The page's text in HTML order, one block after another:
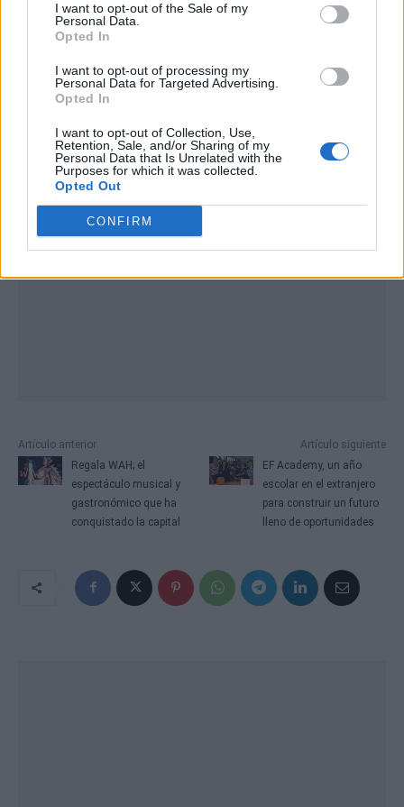
I want to opt-out of the Sale of my
Personal Data.
Opted In
I want to opt-out of processing my
Personal Data for Targeted Advertising.
Opted In
I want to opt-out of Collection, Use,
Retention, Sale, and/or Sharing of my
Personal Data that Is Unrelated with the
Purposes for which it was collected.
Opted Out
CONFIRM
Publicidad
Artículo anterior
Regala WAH; el
espectáculo musical y
gastronómico que ha
conquistado la capital
Artículo siguiente
EF Academy, un año
escolar en el extranjero
para construir un futuro
lleno de oportunidades